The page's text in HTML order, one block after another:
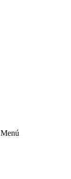
Menú